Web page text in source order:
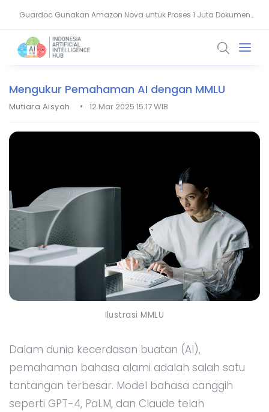
Mengukur Pemahaman AI dengan MMLU
Mutiara Aisyah • 12 Mar 2025 15.17 WIB
Ilustrasi MMLU
Dalam dunia kecerdasan buatan (AI),
pemahaman bahasa alami adalah salah satu
tantangan terbesar. Model bahasa canggih
seperti GPT-4, PaLM, dan Claude telah